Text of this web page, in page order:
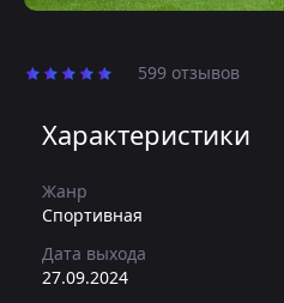
599 отзывов
Характеристики
Жанр
Спортивная
Дата выхода
27.09.2024